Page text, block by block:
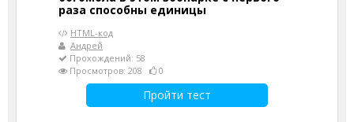
раза способны единицы
HTML-код
Андрей
Прохождений: 58
Просмотров: 208
0
Пройти тест